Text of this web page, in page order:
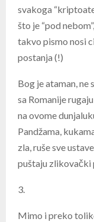
svakoga
što je “pod
takvo pismo nosi
postanja (!)
Bog je ataman, ne
sa Romanije
na ovome
Pandžama,
zla, ruše sve
puštaju zlikovački
3.
Mimo i preko